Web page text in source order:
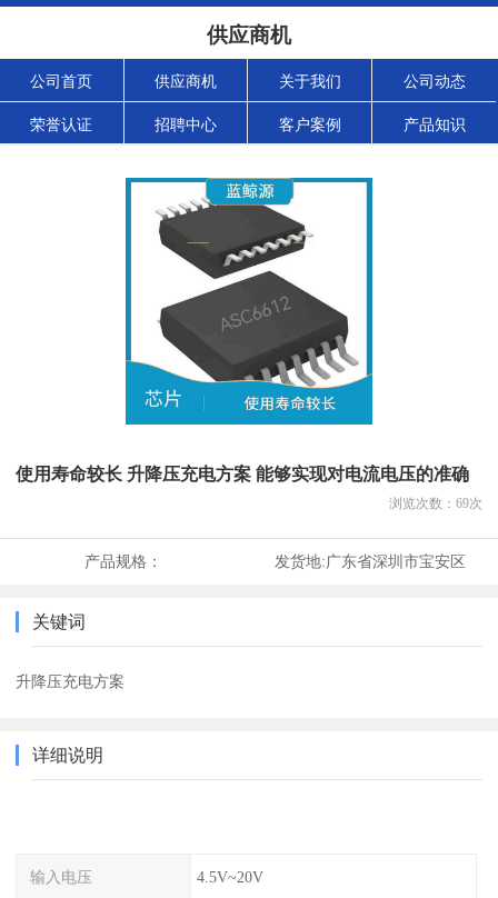
供应商机
公司首页 供应商机 关于我们 公司动态
荣誉认证 招聘中心 客户案例 产品知识
使用寿命较长 升降压充电方案 能够实现对电流电压的准确
浏览次数： 69次
产品规格： 发货地:广东省深圳市宝安区
关键词
升降压充电方案
详细说明
输入电压 4.5V~20V